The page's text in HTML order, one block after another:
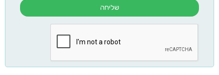
שליחה